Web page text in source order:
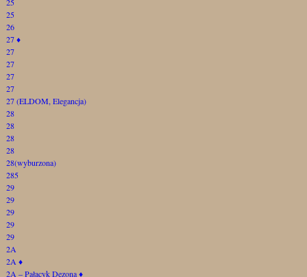
25
26
27♦
27
27
27
27
27 (ELDOM, Elegancja)
28
28
28
28
28(wyburzona)
285
29
29
29
29
29
2A
2A ♦
2A – Pałacyk Dezona♦